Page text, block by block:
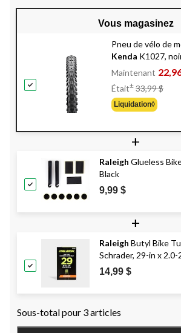
Vous magasinez
Pneu de vélo de
Kenda K1027,
Maintenant
Était± 33,99 $
Liquidation◊
+
Raleigh Glueless
Black
9,99 $
+
Raleigh Butyl Bike
Schrader, 29-in x 2.0-
14,99 $
Sous-total pour 3 articles